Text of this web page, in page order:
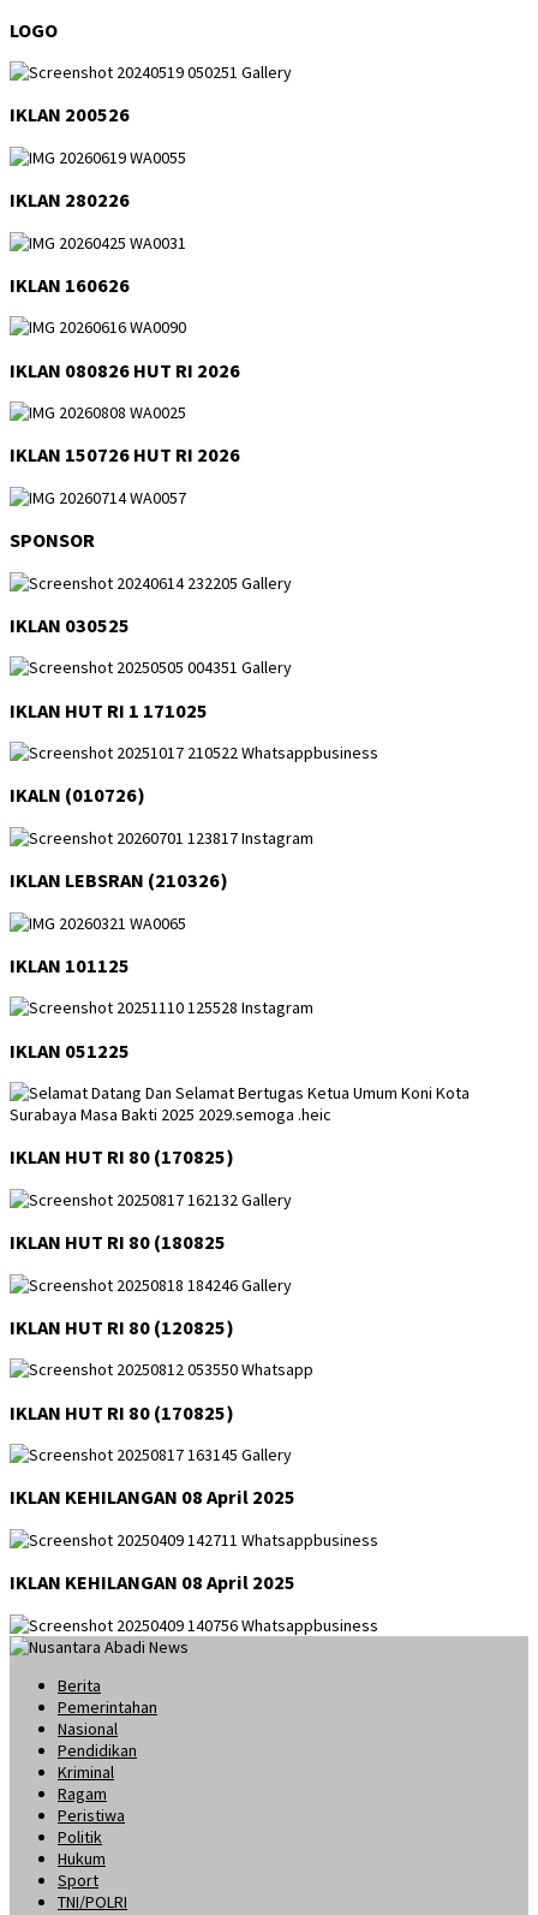
LOGO
IKLAN 200526
IKLAN 280226
IKLAN 160626
IKLAN 080826 HUT RI 2026
IKLAN 150726 HUT RI 2026
SPONSOR
IKLAN 030525
IKLAN HUT RI 1 171025
IKALN (010726)
IKLAN LEBSRAN (210326)
IKLAN 101125
IKLAN 051225
IKLAN HUT RI 80 (170825)
IKLAN HUT RI 80 (180825
IKLAN HUT RI 80 (120825)
IKLAN HUT RI 80 (170825)
IKLAN KEHILANGAN 08 April 2025
IKLAN KEHILANGAN 08 April 2025
Berita
Pemerintahan
Nasional
Pendidikan
Kriminal
Ragam
Peristiwa
Politik
Hukum
Sport
TNI/POLRI